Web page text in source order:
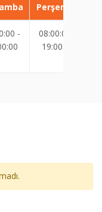
Perşembe
-
08:00:00 -
19:00:00